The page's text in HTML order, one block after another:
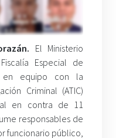
El Ministerio
Especial de
en equipo con la
Criminal (ATIC)
en contra de 11
responsables de
funcionario público,